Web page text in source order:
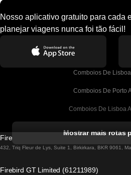
Nosso aplicativo gratuito para cada
planejar viagens nunca foi tão fácil!
Comboios De Lisboa
Comboios De Porto
Comboios De Lisboa
Comboios De Lisboa
Mostrar mais rotas
Firebird GT Limited (OC 1451)
432, Triq Fleur de Lys, Suite 1, Birkirkara, BKR 9061,
Firebird GT Limited (61211989)